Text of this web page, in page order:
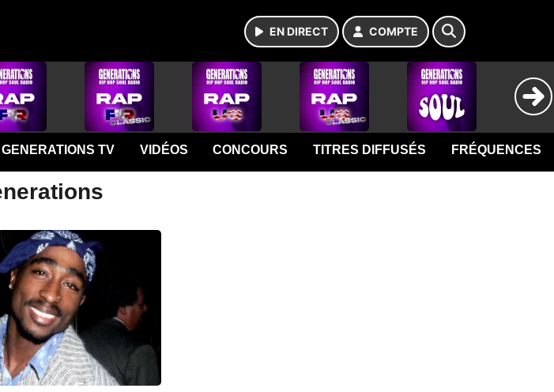
EN DIRECT COMPTE
GENERATIONS TV VIDÉOS CONCOURS TITRES DIFFUSÉS FRÉQUENCES